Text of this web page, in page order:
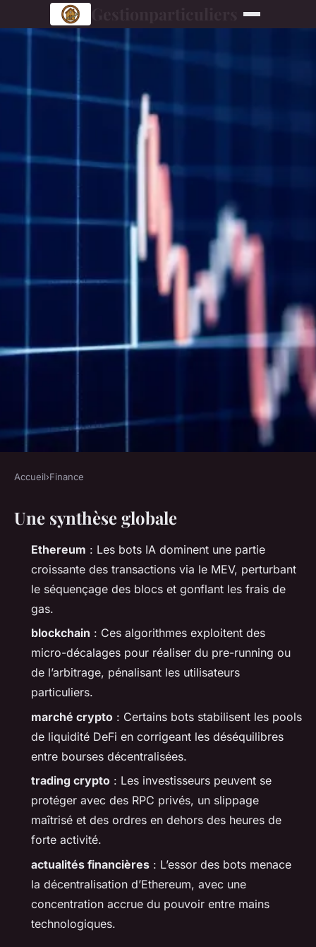
Les tendances crypto : l'impact
des bots IA sur ethereum
Imran •19/03/2026 10:32•10 min de lecture
Accueil›Finance
Une synthèse globale
Ethereum : Les bots IA dominent une partie
croissante des transactions via le MEV, perturbant
le séquençage des blocs et gonflant les frais de
gas.
blockchain : Ces algorithmes exploitent des
micro-décalages pour réaliser du pre-running ou
de l’arbitrage, pénalisant les utilisateurs
particuliers.
marché crypto : Certains bots stabilisent les pools
de liquidité DeFi en corrigeant les déséquilibres
entre bourses décentralisées.
trading crypto : Les investisseurs peuvent se
protéger avec des RPC privés, un slippage
maîtrisé et des ordres en dehors des heures de
forte activité.
actualités financières : L’essor des bots menace
la décentralisation d’Ethereum, avec une
concentration accrue du pouvoir entre mains
technologiques.